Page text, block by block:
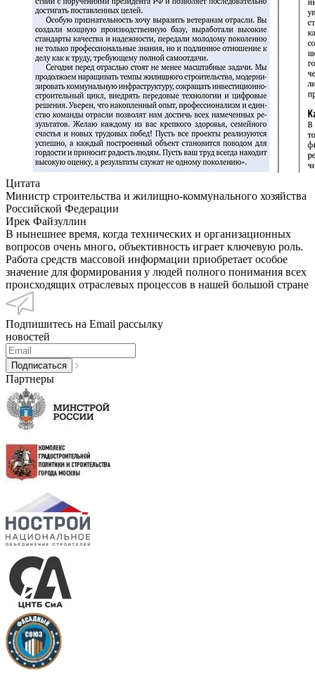
Цитата
Министр строительства и жилищно-коммунального хозяйства
Российской Федерации
Ирек Файзуллин
В нынешнее время, когда технических и организационных
вопросов очень много, объективность играет ключевую роль.
Работа средств массовой информации приобретает особое
значение для формирования у людей полного понимания всех
происходящих отраслевых процессов в нашей большой стране
Подпишитесь на Email рассылку
новостей
Партнеры